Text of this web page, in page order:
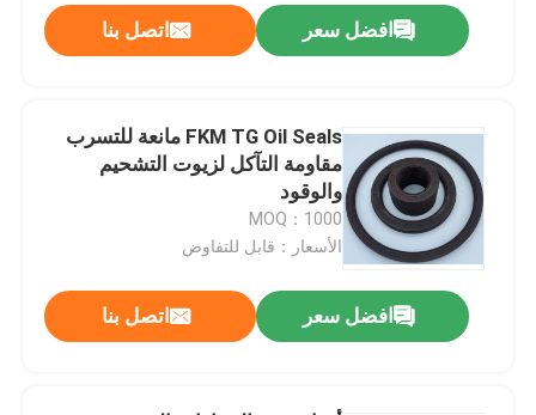
حلقات FKM O
حلقات سيليكون يا
حلقات EPDM
وولفورم سيلز
افضل سعر اتصل بنا
FKM TG Oil Seals مانعة للتسرب
مقاومة التآكل لزيوت التشحيم
والوقود
MOQ：1000
الأسعار：قابل للتفاوض
افضل سعر اتصل بنا